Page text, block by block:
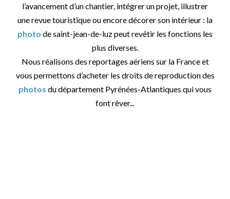
l’avancement d’un chantier, intégrer un projet, illustrer
une revue touristique ou encore décorer son intérieur : la
photo de saint-jean-de-luz peut revêtir les fonctions les
plus diverses.
Nous réalisons des reportages aériens sur la France et
vous permettons d’acheter les droits de reproduction des
photos du département Pyrénées-Atlantiques qui vous
font rêver...